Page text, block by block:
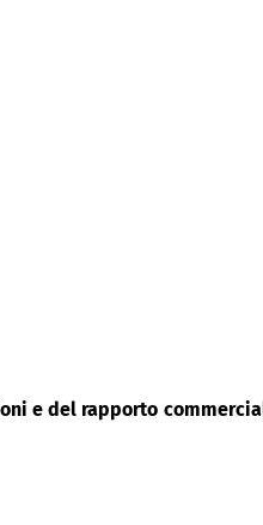
e del rapporto